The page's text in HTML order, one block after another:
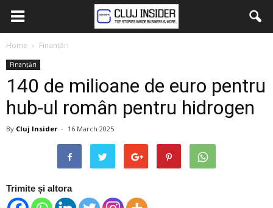
Home Finanțări
Finanțări
140 de milioane de euro pentru
hub-ul român pentru hidrogen
By Cluj Insider - 16 March 2025
Trimite și altora